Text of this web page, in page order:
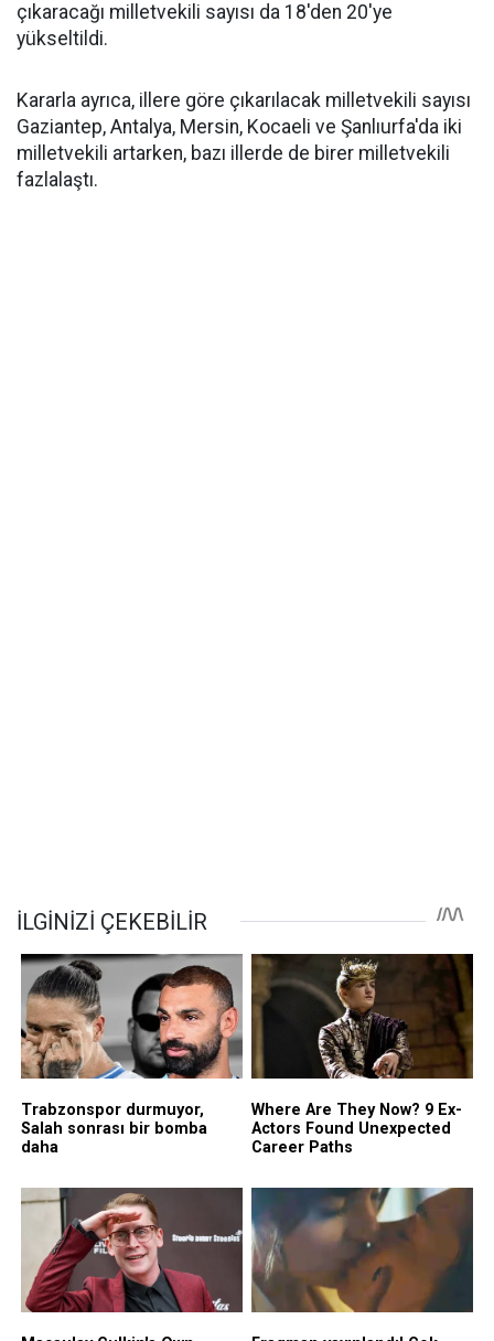
çıkaracağı milletvekili sayısı da 18'den 20'ye
yükseltildi.
Kararla ayrıca, illere göre çıkarılacak milletvekili sayısı
Gaziantep, Antalya, Mersin, Kocaeli ve Şanlıurfa'da iki
milletvekili artarken, bazı illerde de birer milletvekili
fazlalaştı.